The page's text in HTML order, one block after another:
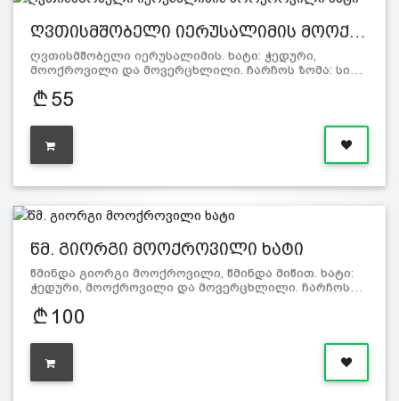
ღვთისმშობელი იერუსალიმის მოოქ…
ღვთისმშობელი იერუსალიმის. ხატი: ჭედური,
მოოქროვილი და მოვერცხლილი. ჩარჩოს ზომა: სი…
55
წმ. გიორგი მოოქროვილი ხატი
წმინდა გიორგი მოოქროვილი, წმინდა მიწით. ხატი:
ჭედური, მოოქროვილი და მოვერცხლილი. ჩარჩოს…
100